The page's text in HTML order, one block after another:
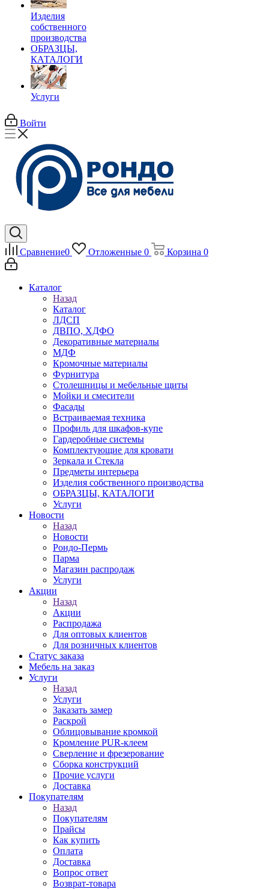
Изделия
собственного
производства
ОБРАЗЦЫ,
КАТАЛОГИ
Услуги
Войти
Сравнение0 Отложенные 0 Корзина 0
Каталог
Назад
Каталог
ЛДСП
ДВПО, ХДФО
Декоративные материалы
МДФ
Кромочные материалы
Фурнитура
Столешницы и мебельные щиты
Мойки и смесители
Фасады
Встраиваемая техника
Профиль для шкафов-купе
Гардеробные системы
Комплектующие для кровати
Зеркала и Стекла
Предметы интерьера
Изделия собственного производства
ОБРАЗЦЫ, КАТАЛОГИ
Услуги
Новости
Назад
Новости
Рондо-Пермь
Парма
Магазин распродаж
Услуги
Акции
Назад
Акции
Распродажа
Для оптовых клиентов
Для розничных клиентов
Статус заказа
Мебель на заказ
Услуги
Назад
Услуги
Заказать замер
Раскрой
Облицовывание кромкой
Кромление PUR-клеем
Сверление и фрезерование
Сборка конструкций
Прочие услуги
Доставка
Покупателям
Назад
Покупателям
Прайсы
Как купить
Оплата
Доставка
Вопрос ответ
Возврат-товара